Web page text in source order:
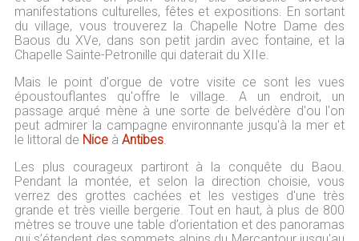
manifestations culturelles, fêtes et expositions. En sortant
du village, vous trouverez la Chapelle Notre Dame des
Baous du XVe, dans son petit jardin avec fontaine, et la
Chapelle Sainte-Petronille qui daterait du XIIe.
Mais le point d'orgue de votre visite ce sont les vues
époustouflantes qu'offre le village. A un endroit, un
passage arqué mène à une sorte de belvédère d'ou l'on
peut admirer la campagne environnante jusqu'à la mer et
le littoral de Niceà Antibes.
Les plus courageux partiront à la conquête du Baou.
Pendant la montée, et selon la direction choisie, vous
verrez des grottes cachées et les vestiges d'une très
grande et très vieille bergerie. Tout en haut, à plus de 800
mètres se trouve une table d’orientation et des panoramas